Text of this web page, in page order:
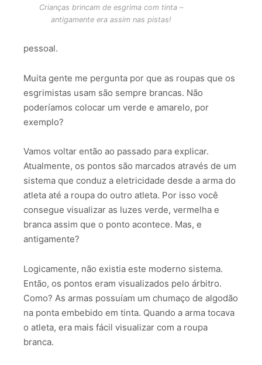
Crianças brincam de esgrima com tinta –
antigamente era assim nas pistas!
pessoal.
Muita gente me pergunta por que as roupas que os
esgrimistas usam são sempre brancas. Não
poderíamos colocar um verde e amarelo, por
exemplo?
Vamos voltar então ao passado para explicar.
Atualmente, os pontos são marcados através de um
sistema que conduz a eletricidade desde a arma do
atleta até a roupa do outro atleta. Por isso você
consegue visualizar as luzes verde, vermelha e
branca assim que o ponto acontece. Mas, e
antigamente?
Logicamente, não existia este moderno sistema.
Então, os pontos eram visualizados pelo árbitro.
Como? As armas possuíam um chumaço de algodão
na ponta embebido em tinta. Quando a arma tocava
o atleta, era mais fácil visualizar com a roupa
branca.